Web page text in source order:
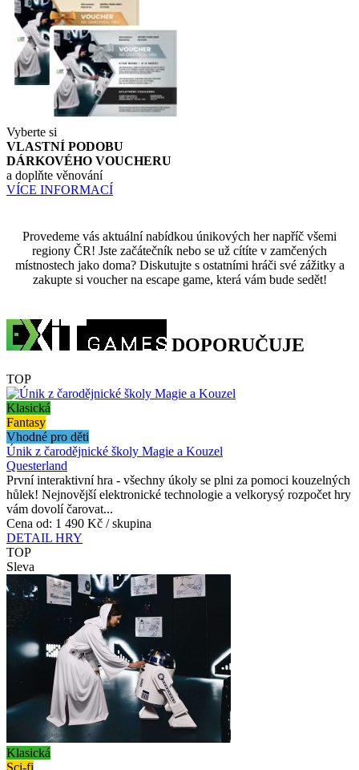
Vyberte si
VLASTNÍ PODOBU
DÁRKOVÉHO VOUCHERU
a doplňte věnování
VÍCE INFORMACÍ
Provedeme vás aktuální nabídkou únikových her napříč všemi
regiony ČR! Jste začátečník nebo se už cítíte v zamčených
místnostech jako doma? Diskutujte s ostatními hráči své zážitky a
zakupte si voucher na escape game, která vám bude sedět!
DOPORUČUJE
TOP
Klasická
Fantasy
Vhodné pro děti
Únik z čarodějnické školy Magie a Kouzel
Questerland
První interaktivní hra - všechny úkoly se plni za pomoci kouzelných
hůlek! Nejnovější elektronické technologie a velkorysý rozpočet hry
vám dovolí čarovat...
Cena od: 1 490 Kč / skupina
DETAIL HRY
TOP
Sleva
Klasická
Sci-fi